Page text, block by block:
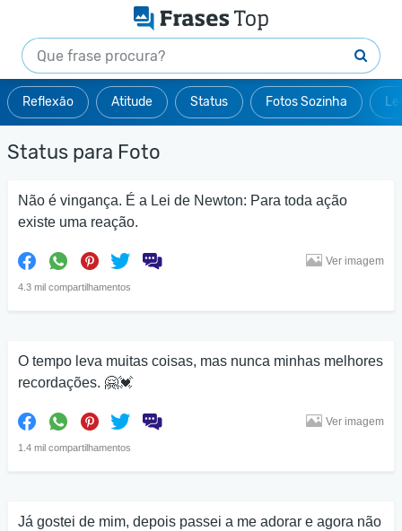
Reflexão Atitude Status Fotos Sozinha
Status para Foto
Não é vingança. É a Lei de Newton: Para toda ação
existe uma reação.
4.3 mil compartilhamentos
Ver imagem
O tempo leva muitas coisas, mas nunca minhas melhores
recordações. 🤗💓
1.4 mil compartilhamentos
Ver imagem
Já gostei de mim, depois passei a me adorar e agora não